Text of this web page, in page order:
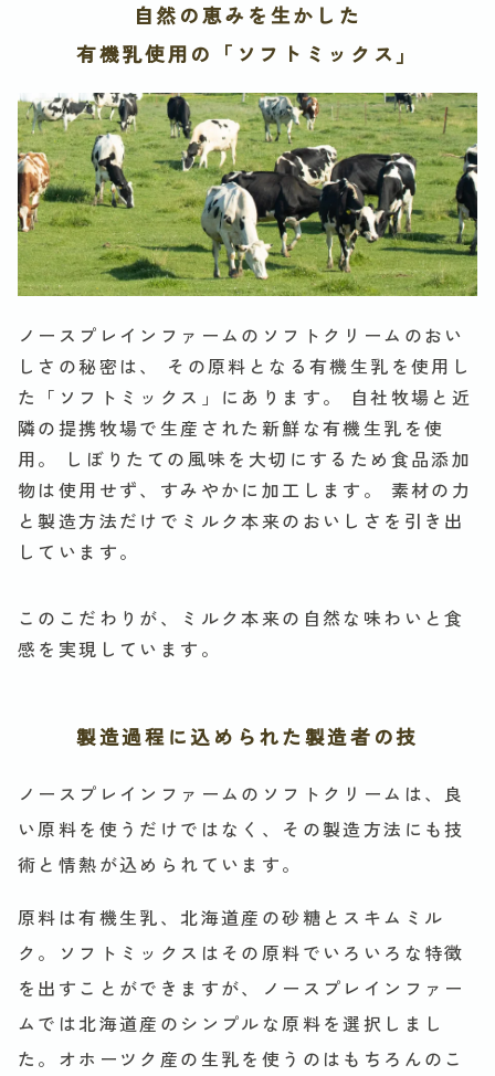
自然の恵みを生かした
有機乳使用の「ソフトミックス」
ノースプレインファームのソフトクリームのおい
しさの秘密は、
その原料となる有機生乳を使用し
た「ソフトミックス」にあります。
自社牧場と近
隣の提携牧場で生産された新鮮な有機生乳を使
用。
しぼりたての風味を大切にするため食品添加
物は使用せず、すみやかに加工します。
素材の力
と製造方法だけでミルク本来のおいしさを引き出
しています。
このこだわりが、ミルク本来の自然な味わいと食
感を実現しています。
製造過程に込められた製造者の技
ノースプレインファームのソフトクリームは、良
い原料を使うだけではなく、その製造方法にも技
術と情熱が込められています。
原料は有機生乳、北海道産の砂糖とスキムミル
ク。ソフトミックスはその原料でいろいろな特徴
を出すことができますが、ノースプレインファー
ムでは北海道産のシンプルな原料を選択しまし
た。オホーツク産の生乳を使うのはもちろんのこ